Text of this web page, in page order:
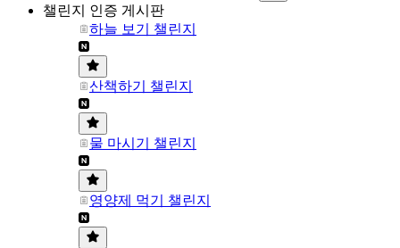
챌린지 인증 게시판
하늘 보기 챌린지
산책하기 챌린지
물 마시기 챌린지
영양제 먹기 챌린지